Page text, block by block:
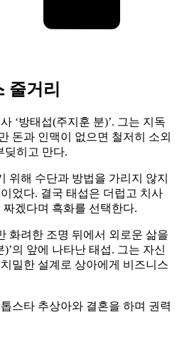
줄거리
‘방태섭(주지훈 분)’. 그는 지독
돈과 인맥이 없으면 철저히 소외
딪히고 만다.
위해 수단과 방법을 가리지 않지
었다. 결국 태섭은 더럽고 치사
겠다며 흑화를 선택한다.
화려한 조명 뒤에서 외로운 삶을
의 앞에 나타난 태섭. 그는 자신
밀한 설계로 상아에게 비즈니스
톱스타 추상아와 결혼을 하며 권력